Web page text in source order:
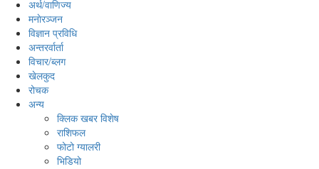
अर्थ/वाणिज्य
मनाेरञ्जन
विज्ञान प्रविधि
अन्तरर्वार्ता
विचार/ब्लग
खेलकुद
रोचक
अन्य
क्लिक खबर विशेष
राशिफल
फोटो ग्यालरी
भिडियो